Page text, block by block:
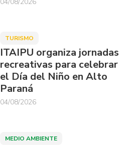
TURISMO
ITAIPU organiza jornadas
recreativas para celebrar
el Día del Niño en Alto
Paraná
04/08/2026
MEDIO AMBIENTE